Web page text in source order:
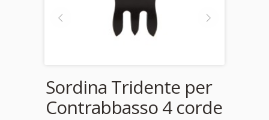
Sordina Tridente per
Contrabbasso 4 corde